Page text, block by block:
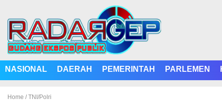
NASIONAL DAERAH PEMERINTAH PARLEMEN
Home / TNI/Polri